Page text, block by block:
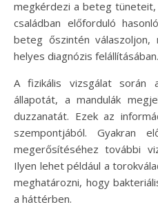
megkérdezi a beteg
családban előforduló
beteg őszintén
helyes diagnózis felállításában.
A fizikális vizsgálat
állapotát, a mandulák
duzzanatát. Ezek az
szempontjából. Gyakran
megerősítéséhez további
Ilyen lehet például a
meghatározni, hogy
a háttérben.